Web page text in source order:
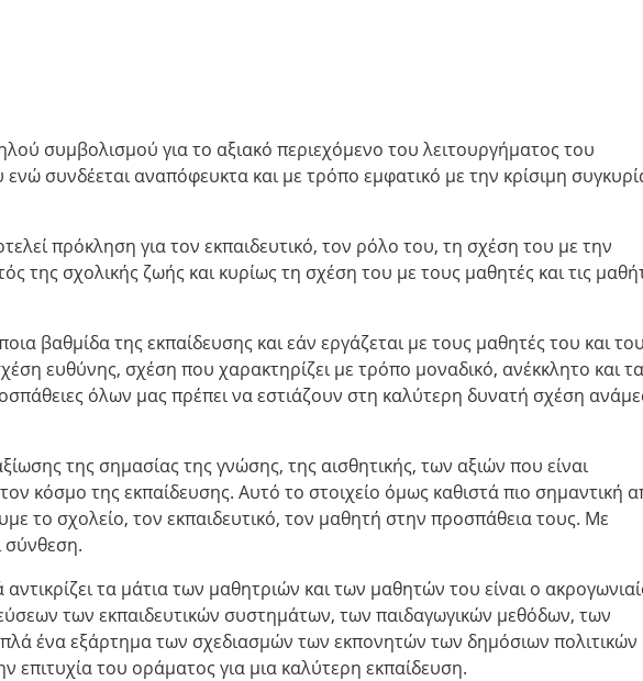
συμβολισμού για το αξιακό περιεχόμενο του λειτουργήματος του
ενώ συνδέεται αναπόφευκτα και με τρόπο εμφατικό με την κρίσιμη
πρόκληση για τον εκπαιδευτικό, τον ρόλο του, τη σχέση του με την
της σχολικής ζωής και κυρίως τη σχέση του με τους μαθητές και τις
βαθμίδα της εκπαίδευσης και εάν εργάζεται με τους μαθητές του και
ευθύνης, σχέση που χαρακτηρίζει με τρόπο μοναδικό, ανέκκλητο και
όλων μας πρέπει να εστιάζουν στη καλύτερη δυνατή σχέση
της σημασίας της γνώσης, της αισθητικής, των αξιών που είναι
κόσμο της εκπαίδευσης. Αυτό το στοιχείο όμως καθιστά πιο σημαντική
το σχολείο, τον εκπαιδευτικό, τον μαθητή στην προσπάθεια τους. Με
σύνθεση.
τα μάτια των μαθητριών και των μαθητών του είναι ο
των εκπαιδευτικών συστημάτων, των παιδαγωγικών μεθόδων, των
ένα εξάρτημα των σχεδιασμών των εκπονητών των δημόσιων
επιτυχία του οράματος για μια καλύτερη εκπαίδευση.